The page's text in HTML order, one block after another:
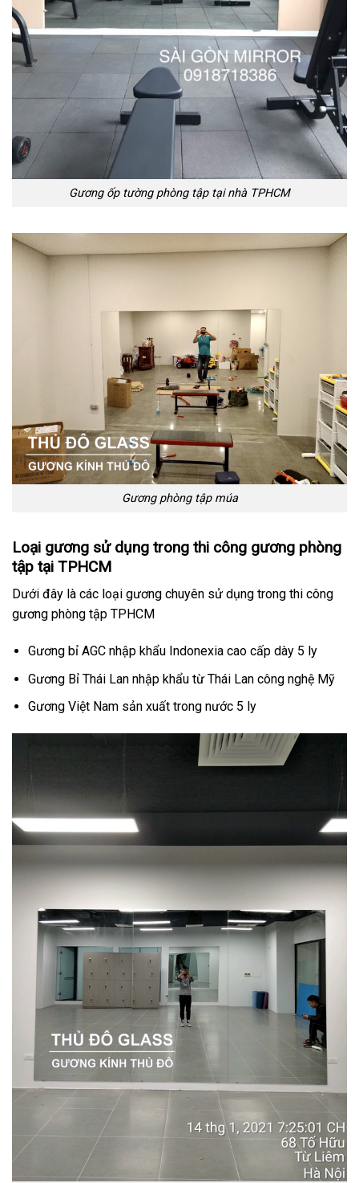
Gương ốp tường phòng tập tại nhà TPHCM
Gương phòng tập múa
Loại gương sử dụng trong thi công gương phòng
tập tại TPHCM
Dưới đây là các loại gương chuyên sử dụng trong thi công
gương phòng tập TPHCM
Gương bỉ AGC nhập khẩu Indonexia cao cấp dày 5 ly
Gương Bỉ Thái Lan nhập khẩu từ Thái Lan công nghệ Mỹ
Gương Việt Nam sản xuất trong nước 5 ly